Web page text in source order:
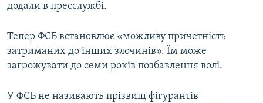
додали в пресслужбі.
Тепер ФСБ встановлює «можливу причетність
затриманих до інших злочинів». Їм може
загрожувати до семи років позбавлення волі.
У ФСБ не називають прізвищ фігурантів